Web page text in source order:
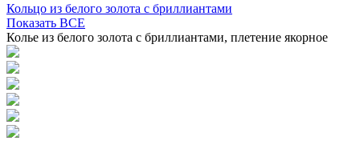
Кольцо из белого золота с бриллиантами
Показать ВСЕ
Колье из белого золота с бриллиантами, плетение якорное